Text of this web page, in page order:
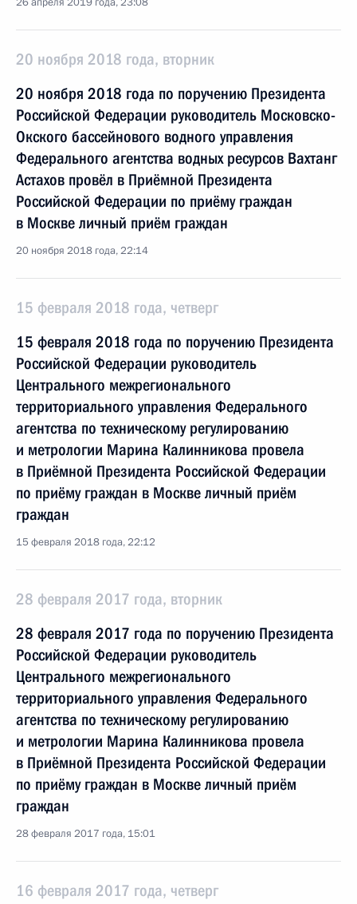
20 ноября 2018 года, вторник
20 ноября 2018 года по поручению Президента
Российской Федерации руководитель Московско-
Окского бассейнового водного управления
Федерального агентства водных ресурсов Вахтанг
Астахов провёл в Приёмной Президента
Российской Федерации по приёму граждан
в Москве личный приём граждан
20 ноября 2018 года, 22:14
15 февраля 2018 года, четверг
15 февраля 2018 года по поручению Президента
Российской Федерации руководитель
Центрального межрегионального
территориального управления Федерального
агентства по техническому регулированию
и метрологии Марина Калинникова провела
в Приёмной Президента Российской Федерации
по приёму граждан в Москве личный приём
граждан
15 февраля 2018 года, 22:12
28 февраля 2017 года, вторник
28 февраля 2017 года по поручению Президента
Российской Федерации руководитель
Центрального межрегионального
территориального управления Федерального
агентства по техническому регулированию
и метрологии Марина Калинникова провела
в Приёмной Президента Российской Федерации
по приёму граждан в Москве личный приём
граждан
28 февраля 2017 года, 15:01
16 февраля 2017 года, четверг